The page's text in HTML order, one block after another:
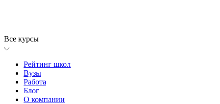
Все курсы
Рейтинг школ
Вузы
Работа
Блог
О компании